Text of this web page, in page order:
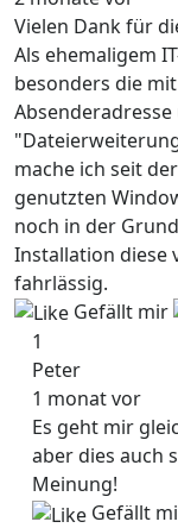
Vielen Dank für
Als ehemaligem
besonders die
mache ich seit
genutzten
noch in der
Installation diese
fahrlässig.
Gefällt mir
1
Peter
1 monat vor
Es geht mir
aber dies auch
Meinung!
Gefällt